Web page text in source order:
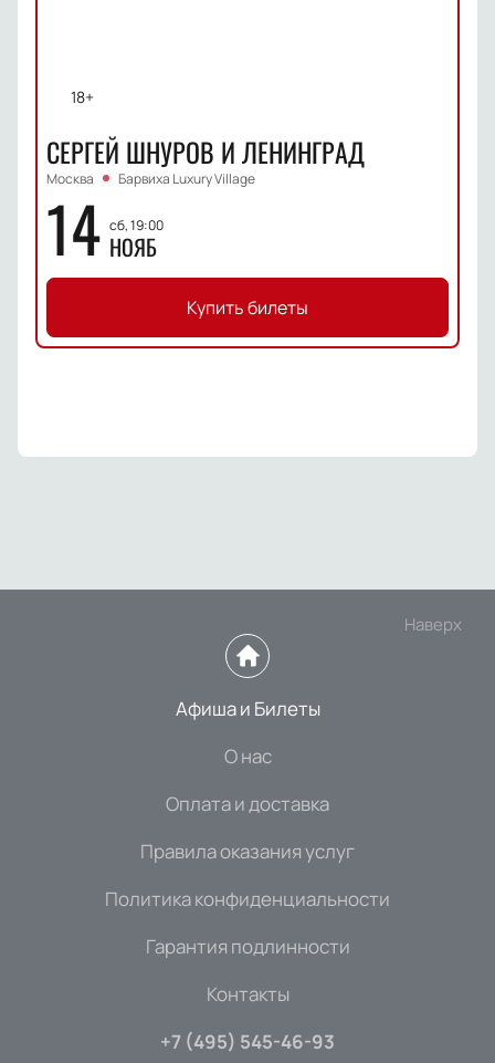
18+
СЕРГЕЙ ШНУРОВ И ЛЕНИНГРАД
Москва Барвиха Luxury Village
14 сб, 19:00
НОЯБ
Купить билеты
Наверх
Афиша и Билеты
О нас
Оплата и доставка
Правила оказания услуг
Политика конфиденциальности
Гарантия подлинности
Контакты
+7 (495) 545-46-93